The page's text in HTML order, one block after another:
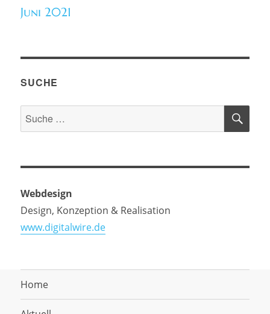
Juni 2021
SUCHE
Suche
nach:
Webdesign
Design, Konzeption & Realisation
www.digitalwire.de
Home